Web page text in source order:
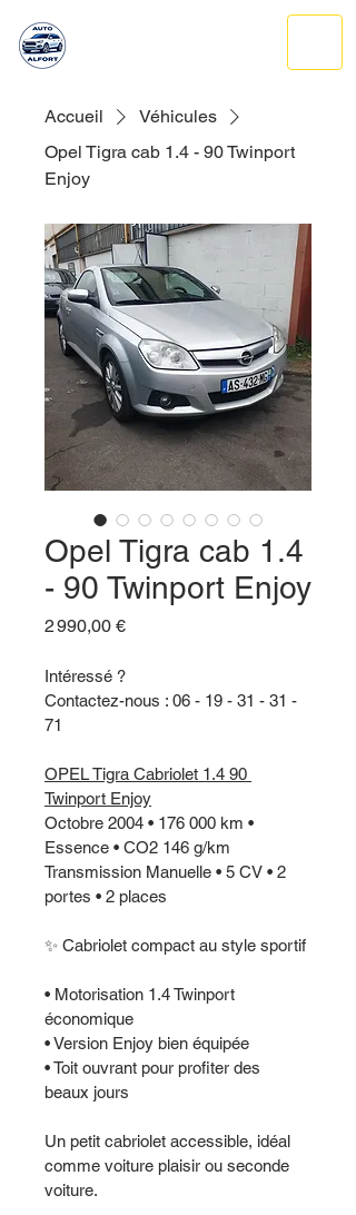
Accueil
Véhicules
Opel Tigra cab 1.4 - 90 Twinport
Enjoy
Opel Tigra cab 1.4
- 90 Twinport Enjoy
2 990,00 €Prix
Intéressé ?
Contactez-nous : 06 - 19 - 31 - 31 -
71
OPEL Tigra Cabriolet 1.4 90
Twinport Enjoy
Octobre 2004 • 176 000 km •
Essence • CO2 146 g/km
Transmission Manuelle • 5 CV • 2
portes • 2 places
✨ Cabriolet compact au style sportif
• Motorisation 1.4 Twinport
économique
• Version Enjoy bien équipée
• Toit ouvrant pour profiter des
beaux jours
Un petit cabriolet accessible, idéal
comme voiture plaisir ou seconde
voiture.